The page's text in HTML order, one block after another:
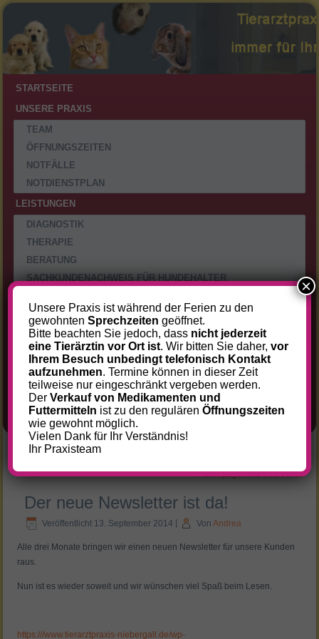
STARTSEITE
UNSERE PRAXIS
TEAM
ÖFFNUNGSZEITEN
NOTFÄLLE
NOTDIENSTPLAN
LEISTUNGEN
DIAGNOSTIK
THERAPIE
BERATUNG
SACHKUNDENACHWEIS FÜR HUNDEHALTER
RUND UMS TIER
VERANSTALTUNGEN
KONTAKT
ANFAHRT
IMPRESSUM
DATENSCHUTZ
«Homepage wird bearbeitet
Der neue Newsletter ist da!
Veröffentlicht 13. September 2014 Von Andrea
Alle drei Monate bringen wir einen neuen Newsletter für unsere Kunden
raus.
Nun ist es wieder soweit und wir wünschen viel Spaß beim Lesen.
https:///www.tierarztpraxis-niebergall.de/wp-
Unsere Praxis ist während der Ferien zu den
gewohnten Sprechzeiten geöffnet.
Bitte beachten Sie jedoch, dass nicht jederzeit
eine Tierärztin vor Ort ist. Wir bitten Sie daher, vor
Ihrem Besuch unbedingt telefonisch Kontakt
aufzunehmen. Termine können in dieser Zeit
teilweise nur eingeschränkt vergeben werden.
Der Verkauf von Medikamenten und
Futtermitteln ist zu den regulären Öffnungszeiten
wie gewohnt möglich.
Vielen Dank für Ihr Verständnis!
Ihr Praxisteam
×